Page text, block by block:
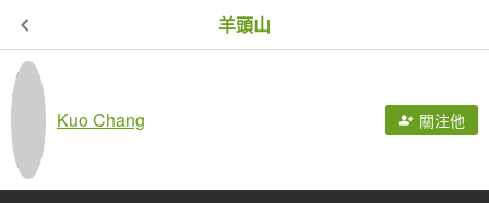
羊頭山
Kuo Chang 關注他